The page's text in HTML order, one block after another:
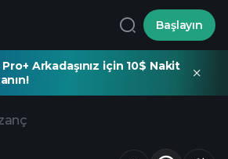
Başlayın
Pro+ Arkadaşınız için 10$ Nakit